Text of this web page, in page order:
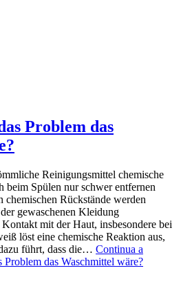
Problem das
Reinigungsmittel chemische
beim Spülen nur schwer entfernen
chemischen Rückstände werden
gewaschenen Kleidung
mit der Haut, insbesondere bei
löst eine chemische Reaktion aus,
führt, dass die… Continua a
Problem das Waschmittel wäre?